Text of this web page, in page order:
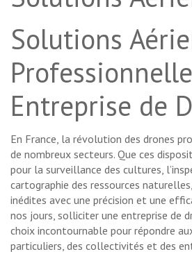
Solutions
Entreprise de
En France, la révolution des drones
de nombreux secteurs. Que ces
pour la surveillance des cultures,
cartographie des ressources
inédites avec une précision et une
nos jours, solliciter une entreprise de
choix incontournable pour répondre
particuliers, des collectivités et des